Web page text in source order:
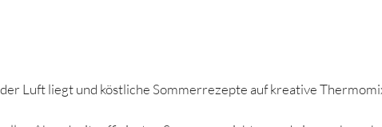
Luft liegt und köstliche Sommerrezepte auf kreative